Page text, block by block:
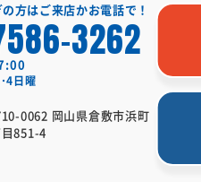
方はご来店かお電話で！
3262
4日曜
0062 岡山県倉敷市浜町
851-4